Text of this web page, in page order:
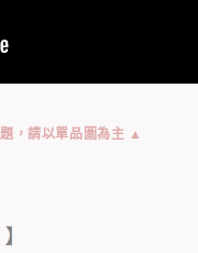
，請以單品圖為主 ▲